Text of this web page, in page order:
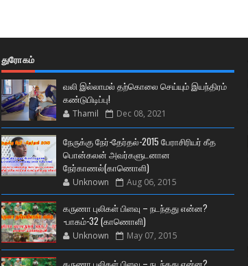
துரோகம்
வலி இல்லாமல் தற்கொலை செய்யும் இயந்திரம்
கண்டுபிடிப்பு!
Thamil Dec 08, 2021
நேருக்கு நேர்-தேர்தல்-2015 பேராசிரியர் கீத
பொன்கலன் அவர்களுடனான
நேர்காணல்(காணொளி)
Unknown Aug 06, 2015
கருணா புலிகள் பிளவு – நடந்தது என்ன?
-பாகம்-32 (காணொளி)
Unknown May 07, 2015
கருணா புலிகள் பிளவு – நடந்தது என்ன?